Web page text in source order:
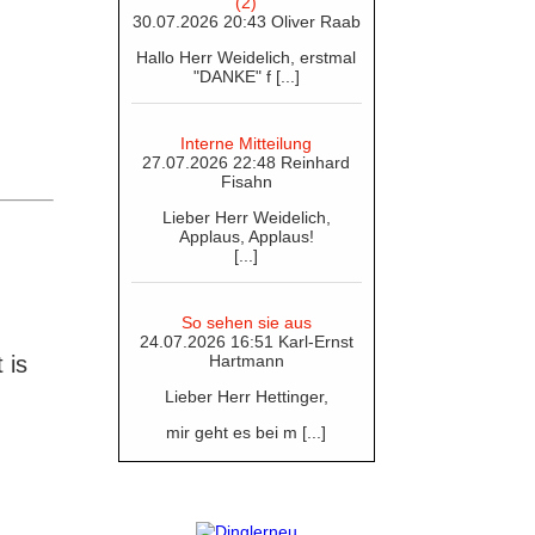
is
30.07.2026 20:43 Oliver Raab
Hallo Herr Weidelich, erstmal
"DANKE" f [...]
Interne Mitteilung
27.07.2026 22:48 Reinhard
Fisahn
Lieber Herr Weidelich,
Applaus, Applaus!
[...]
So sehen sie aus
24.07.2026 16:51 Karl-Ernst
Hartmann
Lieber Herr Hettinger,
mir geht es bei m [...]